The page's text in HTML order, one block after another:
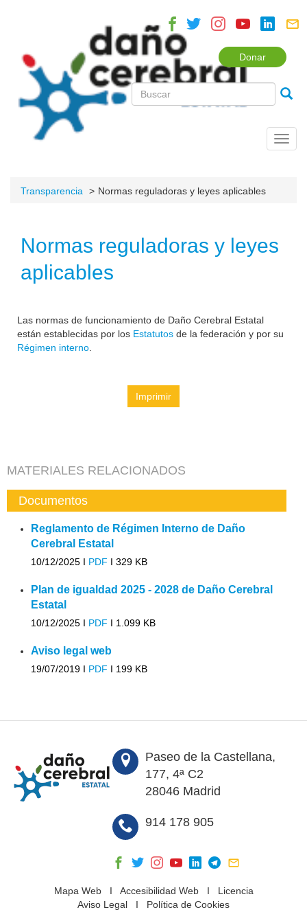
Donar
Transparencia Normas reguladoras y leyes aplicables
Normas reguladoras y leyes
aplicables
Las normas de funcionamiento de Daño Cerebral Estatal
están establecidas por los Estatutos de la federación y por su
Régimen interno
Imprimir
MATERIALES RELACIONADOS
Documentos
Reglamento de Régimen Interno de Daño
Cerebral Estatal
10/12/2025 I PDF I 329 KB
Plan de igualdad 2025 - 2028 de Daño Cerebral
Estatal
10/12/2025 I PDF I 1.099 KB
Aviso legal web
19/07/2019 I PDF I 199 KB
Paseo de la Castellana,
177, 4ª C2
28046 Madrid
914 178 905
Mapa WebI Accesibilidad WebI Licencia
Aviso Legal I Política de Cookies